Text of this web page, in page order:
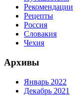
Рекомендации
Рецепты
Россия
Словакия
Чехия
Архивы
Январь 2022
Декабрь 2021